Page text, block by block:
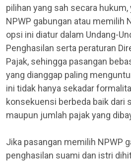
pilihan yang sah secara
NPWP gabungan atau memilih
opsi ini diatur dalam Undang-
Penghasilan serta peraturan
Pajak, sehingga pasangan
yang dianggap paling
ini tidak hanya sekadar
konsekuensi berbeda baik dari
maupun jumlah pajak yang
Jika pasangan memilih NPWP
penghasilan suami dan istri